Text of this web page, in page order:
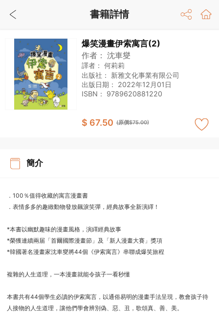
爆笑漫畫伊索寓言(2)
作者： 沈車燮
譯者： 何莉莉
出版社： 新雅文化事業有限公司
出版日期： 2022年12月01日
ISBN： 9789620881220
$ 67.50 (原價$75.00)
簡介
．100％值得收藏的寓言漫畫書
．表情多多的趣緻動物發放飆淚笑彈，經典故事全新演繹！
*本書以幽默趣味的漫畫風格，演繹經典故事
*榮獲連續兩届「首爾國際漫畫節」及「新人漫畫大賽」獎項
*韓國著名漫畫家沈車燮將44個《伊索寓言》串聯成爆笑旅程
複雜的人生道理，一本漫畫就能令孩子一看秒懂
本書共有44個學生必讀的伊索寓言，以通俗易明的漫畫手法呈現，教會孩子待
人接物的人生道理，讓他們學會辨別偽、惡、丑，歌頌真、善、美。
書籍詳情